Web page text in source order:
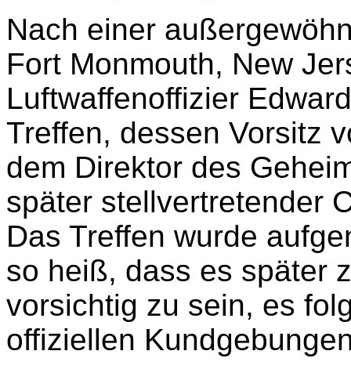
Nach einer
Fort Monmouth, New
Luftwaffenoffizier
Treffen, dessen Vorsitz
dem Direktor des
später stellvertretender
Das Treffen wurde
so heiß, dass es später
vorsichtig zu sein, es
offiziellen